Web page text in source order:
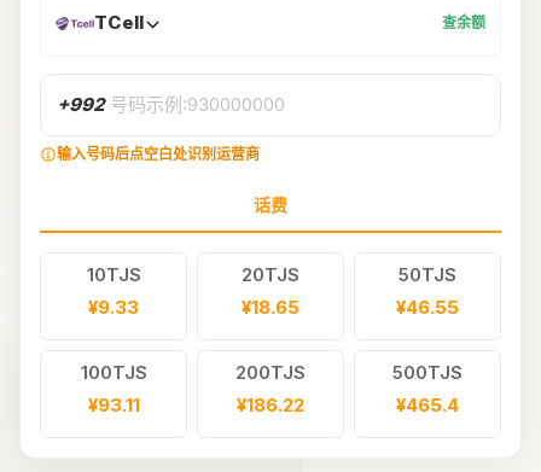
TCell 查余额
+992 号码示例:930000000
输入号码后点空白处识别运营商
话费
10TJS
¥9.33
20TJS
¥18.65
50TJS
¥46.55
100TJS
¥93.11
200TJS
¥186.22
500TJS
¥465.4